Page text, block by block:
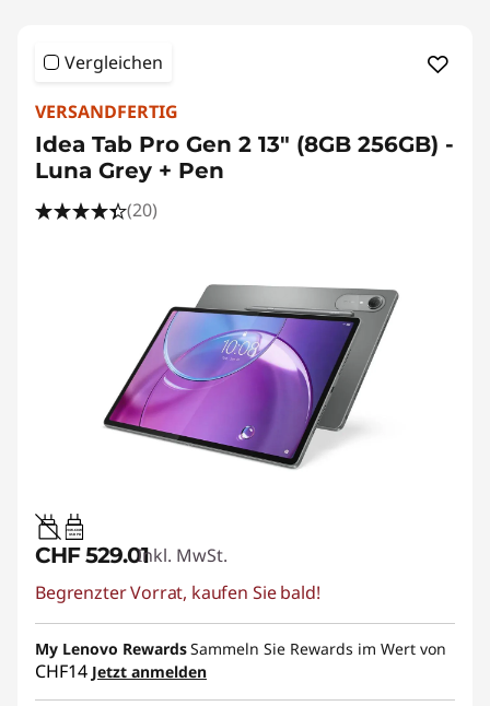
Vergleichen
VERSANDFERTIG
Idea Tab Pro Gen 2 13" (8GB 256GB) -
Luna Grey + Pen
(20)
20W-60W
USB PD
CHF 529.01Inkl. MwSt.
Begrenzter Vorrat, kaufen Sie bald!
My Lenovo RewardsSammeln Sie Rewards im Wert von
CHF14 Jetzt anmelden